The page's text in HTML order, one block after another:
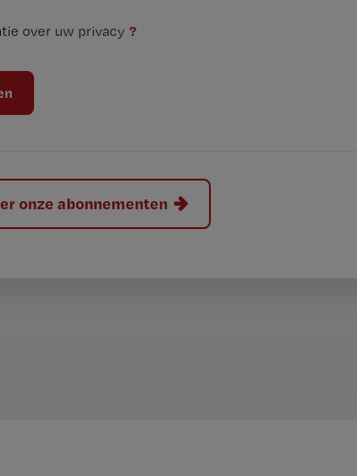
over uw privacy ?
onze abonnementen